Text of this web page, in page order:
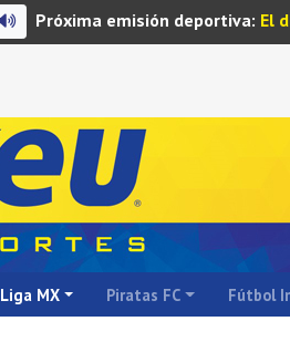
Próxima emisión deportiva: El
Liga MX Piratas FC Fútbol